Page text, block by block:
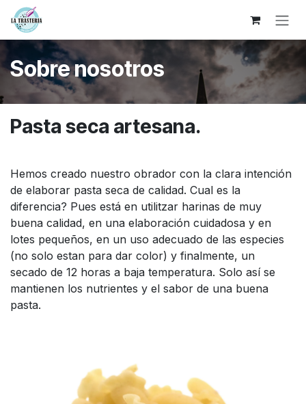
Ir al contenido
Sobre nosotros
Pasta seca artesana.
Hemos creado nuestro obrador con la clara intención
de elaborar pasta seca de calidad. Cual es la
diferencia? Pues está en utilitzar harinas de muy
buena calidad, en una elaboración cuidadosa y en
lotes pequeños, en un uso adecuado de las especies
(no solo estan para dar color) y finalmente, un
secado de 12 horas a baja temperatura. Solo así se
mantienen los nutrientes y el sabor de una buena
pasta.